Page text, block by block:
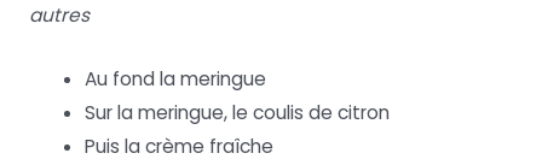
autres
Au fond la meringue
Sur la meringue, le coulis de citron
Puis la crème fraîche